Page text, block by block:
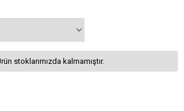
stoklarımızda kalmamıştır.